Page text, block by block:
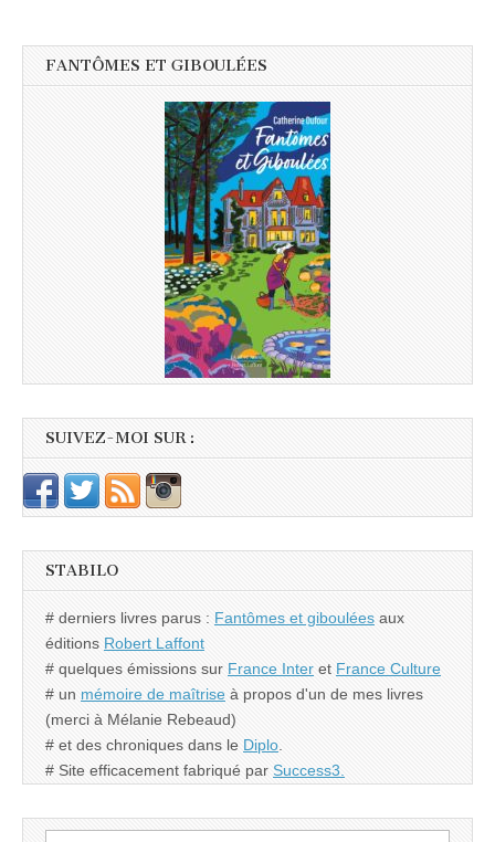
FANTÔMES ET GIBOULÉES
SUIVEZ-MOI SUR :
STABILO
# derniers livres parus : Fantômes et giboulées aux
éditions Robert Laffont
# quelques émissions sur France Inter et France Culture
# un mémoire de maîtrise à propos d'un de mes livres
(merci à Mélanie Rebeaud)
# et des chroniques dans le Diplo
# Site efficacement fabriqué par Success3.